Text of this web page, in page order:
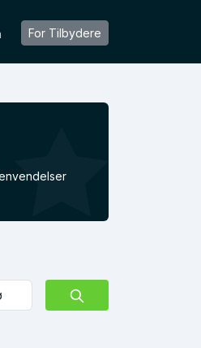
For Tilbydere